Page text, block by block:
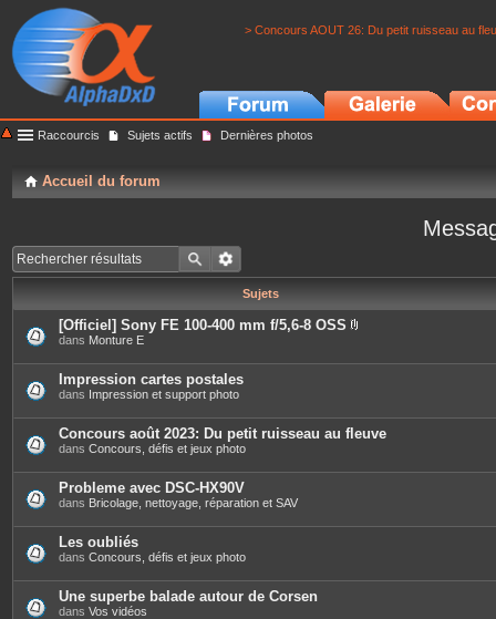
> Concours AOUT 26: Du petit ruisseau au
Raccourcis Sujets actifs Dernières photos
Accueil du forum
Sujets
[Officiel] Sony FE 100-400 mm f/5,6-8 OSS
è
j
o
i
t
dans Monture E
Impression cartes postales
dans Impression et support photo
Concours août 2023: Du petit ruisseau au fleuve
dans Concours, défis et jeux photo
Probleme avec DSC-HX90V
dans Bricolage, nettoyage, réparation et SAV
Les oubliés
dans Concours, défis et jeux photo
Une superbe balade autour de Corsen
dans Vos vidéos